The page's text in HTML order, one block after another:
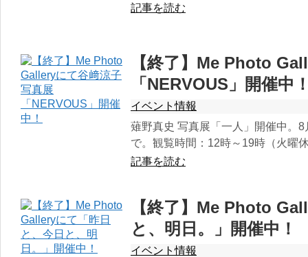
記事を読む
【終了】Me Photo
「NERVOUS」開催中
イベント情報
薙野真史 写真展「一人」開催中。
で。観覧時間：12時～19時（火曜
記事を読む
【終了】Me Photo
と、明日。」開催中！
イベント情報